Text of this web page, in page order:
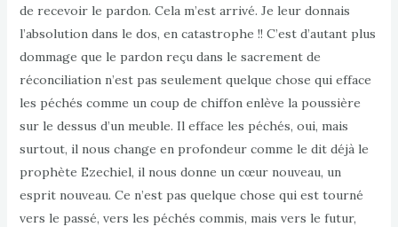
de recevoir le pardon. Cela m’est arrivé. Je leur donnais
l’absolution dans le dos, en catastrophe !! C’est d’autant plus
dommage que le pardon reçu dans le sacrement de
réconciliation n’est pas seulement quelque chose qui efface
les péchés comme un coup de chiffon enlève la poussière
sur le dessus d’un meuble. Il efface les péchés, oui, mais
surtout, il nous change en profondeur comme le dit déjà le
prophète Ezechiel, il nous donne un cœur nouveau, un
esprit nouveau. Ce n’est pas quelque chose qui est tourné
vers le passé, vers les péchés commis, mais vers le futur,